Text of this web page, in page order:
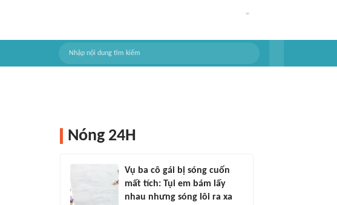
Nóng 24H
Vụ ba cô gái bị sóng cuốn
mất tích: Tụi em bám lấy
nhau nhưng sóng lôi ra xa